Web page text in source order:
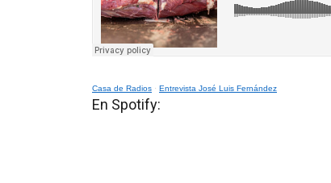
Casa de Radios · Entrevista José Luis Fernández
En Spotify: